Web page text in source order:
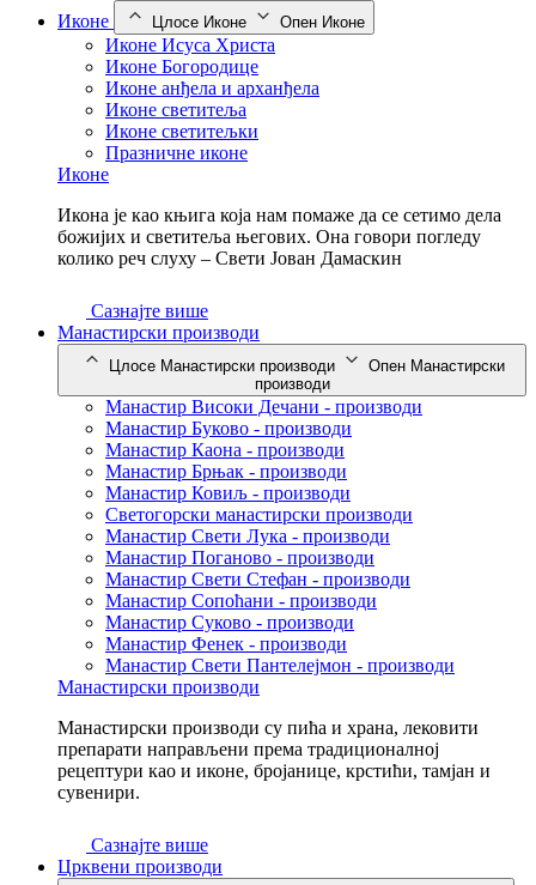
Иконе
Цлосе Иконе Опен Иконе
Иконе Исуса Христа
Иконе Богородице
Иконе анђела и арханђела
Иконе светитеља
Иконе светитељки
Празничне иконе
Иконе
Икона је као књига која нам помаже да се сетимо дела
божијих и светитеља његових. Она говори погледу
колико реч слуху – Свети Јован Дамаскин
Сазнајте више
Манастирски производи
Цлосе Манастирски производи
Опен Манастирски
производи
Манастир Високи Дечани - производи
Манастир Буково - производи
Манастир Каона - производи
Манастир Брњак - производи
Манастир Ковиљ - производи
Светогорски манастирски производи
Манастир Свети Лука - производи
Манастир Поганово - производи
Манастир Свети Стефан - производи
Манастир Сопоћани - производи
Манастир Суково - производи
Манастир Фенек - производи
Манастир Свети Пантелејмон - производи
Манастирски производи
Манастирски производи су пића и храна, лековити
препарати направљени према традиционалној
рецептури као и иконе, бројанице, крстићи, тамјан и
сувенири.
Сазнајте више
Црквени производи